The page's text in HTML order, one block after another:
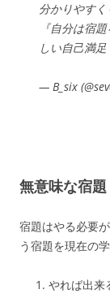
分かりやす
『自分は宿
しい自己満足
— B_six
無意味な宿題
宿題はやる必要
う宿題を現在の
やれば出来